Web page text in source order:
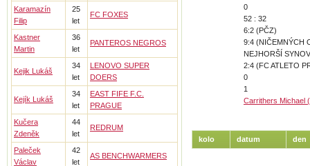
Karamazín
Filip
25
let
FC FOXES
Kastner
Martin
36
let
PANTEROS NEGROS
Kejik Lukáš
34
let
LENOVO SUPER
DOERS
Kejík Lukáš
34
let
EAST FIFE F.C.
PRAGUE
Kučera
Zdeněk
44
let
REDRUM
Paleček
Václav
42
let
AS BENCHWARMERS
0
52 : 32
6:2 (PČZ)
9:4 (NIČEMNÝCH
NEJHORŠÍ
2:4 (FC ATLETO
0
1
Carrithers Michael
kolo datum den